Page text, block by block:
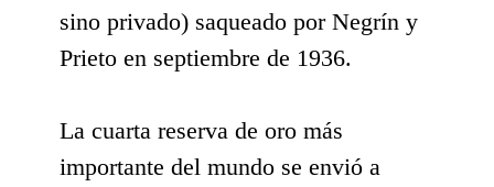
sino privado) saqueado por Negrín y
Prieto en septiembre de 1936.
La cuarta reserva de oro más
importante del mundo se envió a